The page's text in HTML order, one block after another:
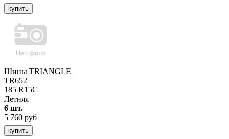
купить
Шины TRIANGLE
TR652
185 R15C
Летняя
6 шт.
5 760 руб
купить